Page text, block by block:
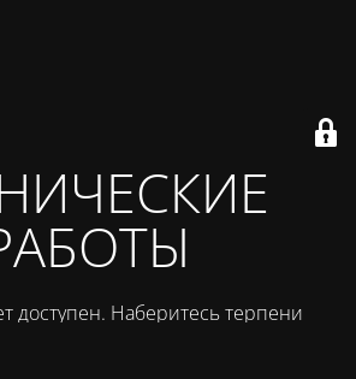
доступен. Наберитесь терпения